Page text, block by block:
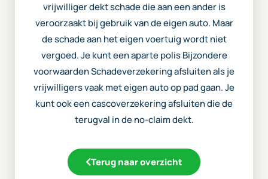
vrijwilliger dekt schade die aan een ander is
veroorzaakt bij gebruik van de eigen auto. Maar
de schade aan het eigen voertuig wordt niet
vergoed. Je kunt een aparte polis Bijzondere
voorwaarden Schadeverzekering afsluiten als je
vrijwilligers vaak met eigen auto op pad gaan. Je
kunt ook een cascoverzekering afsluiten die de
terugval in de no-claim dekt.
Terug naar overzicht